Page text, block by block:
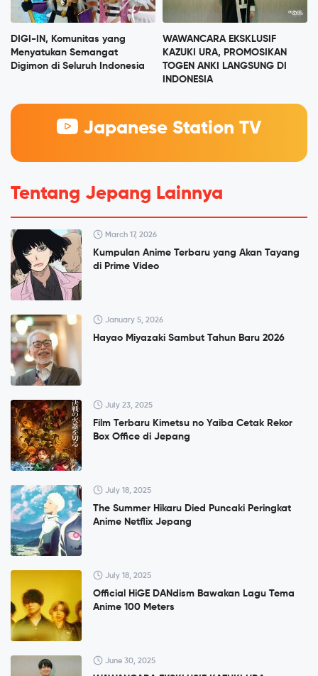
DIGI-IN, Komunitas yang
Menyatukan Semangat
Digimon di Seluruh Indonesia
WAWANCARA EKSKLUSIF
KAZUKI URA, PROMOSIKAN
TOGEN ANKI LANGSUNG DI
INDONESIA
Japanese Station TV
Tentang Jepang Lainnya
March 17, 2026
Kumpulan Anime Terbaru yang Akan Tayang
di Prime Video
January 5, 2026
Hayao Miyazaki Sambut Tahun Baru 2026
July 23, 2025
Film Terbaru Kimetsu no Yaiba Cetak Rekor
Box Office di Jepang
July 18, 2025
The Summer Hikaru Died Puncaki Peringkat
Anime Netflix Jepang
July 18, 2025
Official HiGE DANdism Bawakan Lagu Tema
Anime 100 Meters
June 30, 2025